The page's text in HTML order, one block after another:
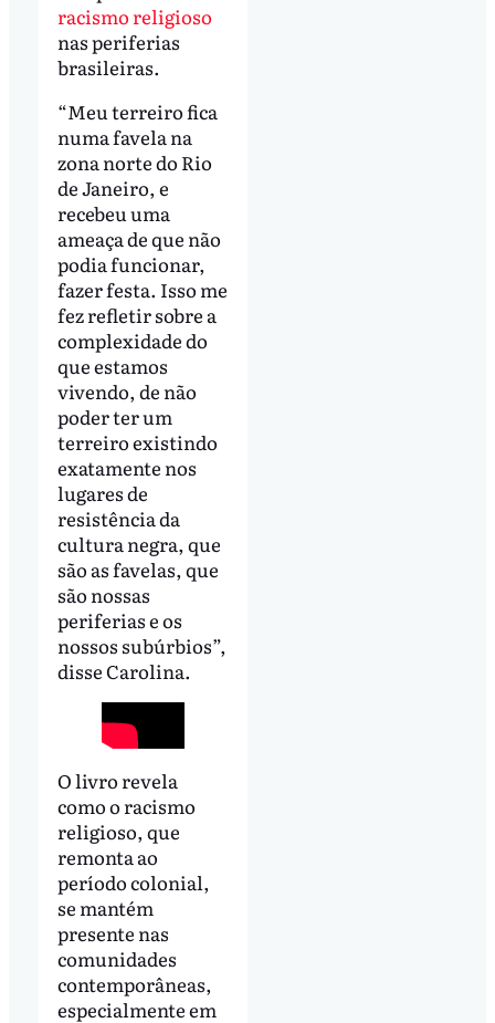
racismo religioso
nas periferias
brasileiras.
“Meu terreiro fica
numa favela na
zona norte do Rio
de Janeiro, e
recebeu uma
ameaça de que não
podia funcionar,
fazer festa. Isso me
fez refletir sobre a
complexidade do
que estamos
vivendo, de não
poder ter um
terreiro existindo
exatamente nos
lugares de
resistência da
cultura negra, que
são as favelas, que
são nossas
periferias e os
nossos subúrbios”,
disse Carolina.
O livro revela
como o racismo
religioso, que
remonta ao
período colonial,
se mantém
presente nas
comunidades
contemporâneas,
especialmente em